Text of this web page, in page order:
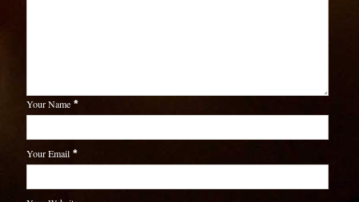
Your Name *
Your Email *